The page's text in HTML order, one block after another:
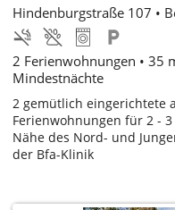
Hindenburgstraße 107 •
2 Ferienwohnungen • 35
Mindestnächte
2 gemütlich eingerichtete
Ferienwohnungen für 2 -
Nähe des Nord- und
der Bfa-Klinik